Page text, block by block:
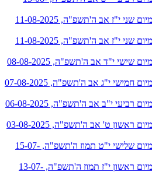
לחץ להאזנה לשעור מיום שני י"ז אב ה'תשפ"ה, 11-08-2025
לחץ להאזנה לשעור מיום שני י"ז אב ה'תשפ"ה, 11-08-2025
לחץ להאזנה לשעור מיום שישי י"ד אב ה'תשפ"ה, 08-08-2025
לחץ להאזנה לשעור מיום חמישי י"ג אב ה'תשפ"ה, 07-08-2025
לחץ להאזנה לשעור מיום רביעי י"ב אב ה'תשפ"ה, 06-08-2025
לחץ להאזנה לשעור מיום ראשון ט' אב ה'תשפ"ה, 03-08-2025
לחץ להאזנה לשעור מיום שלישי י"ט תמוז ה'תשפ"ה, 15-07-
לחץ להאזנה לשעור מיום ראשון י"ז תמוז ה'תשפ"ה, 13-07-